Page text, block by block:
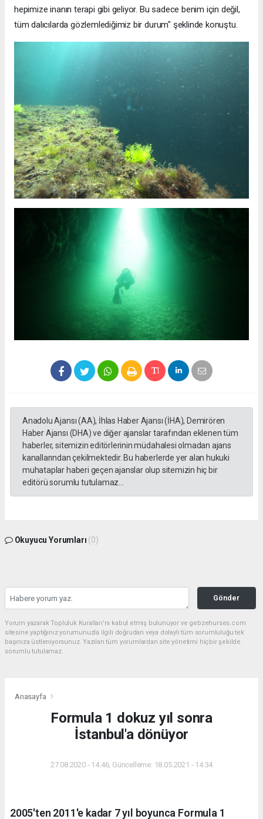
hepimize inanın terapi gibi geliyor. Bu sadece benim için değil,
tüm dalıcılarda gözlemlediğimiz bir durum" şeklinde konuştu.
Anadolu Ajansı (AA), İhlas Haber Ajansı (İHA), Demirören
Haber Ajansı (DHA) ve diğer ajanslar tarafından eklenen tüm
haberler, sitemizin editörlerinin müdahalesi olmadan ajans
kanallarından çekilmektedir. Bu haberlerde yer alan hukuki
muhataplar haberi geçen ajanslar olup sitemizin hiç bir
editörü sorumlu tutulamaz...
Okuyucu Yorumları (0)
Gönder
Yorum yazarak Topluluk Kuralları’nı kabul etmiş bulunuyor ve gebzehurses.com
sitesine yaptığınız yorumunuzla ilgili doğrudan veya dolaylı tüm sorumluluğu tek
başınıza üstleniyorsunuz. Yazılan tüm yorumlardan site yönetimi hiçbir şekilde
sorumlu tutulamaz.
Anasayfa
Formula 1 dokuz yıl sonra
İstanbul'a dönüyor
27.08.2020 - 14:46, Güncelleme: 18.05.2021 - 14:34
2005'ten 2011'e kadar 7 yıl boyunca Formula 1